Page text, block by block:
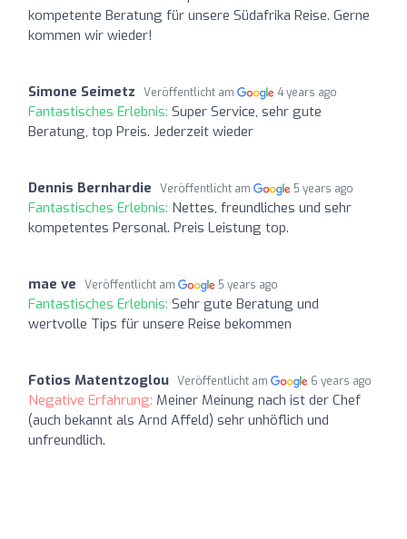
kompetente Beratung für unsere Südafrika Reise. Gerne
kommen wir wieder!
Simone Seimetz Veröffentlicht am 4 years ago
Fantastisches Erlebnis: Super Service, sehr gute
Beratung, top Preis. Jederzeit wieder
Dennis Bernhardie Veröffentlicht am 5 years ago
Fantastisches Erlebnis: Nettes, freundliches und sehr
kompetentes Personal. Preis Leistung top.
mae ve Veröffentlicht am 5 years ago
Fantastisches Erlebnis: Sehr gute Beratung und
wertvolle Tips für unsere Reise bekommen
Fotios Matentzoglou Veröffentlicht am 6 years ago
Negative Erfahrung: Meiner Meinung nach ist der Chef
(auch bekannt als Arnd Affeld) sehr unhöflich und
unfreundlich.